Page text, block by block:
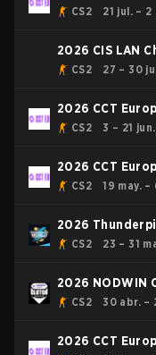
CS2 21 jul. – 2
2026 CIS LAN
CS2 27 – 30
2026 CCT
CS2 3 – 21 jun.
2026 CCT
CS2 19 may. –
2026
European Series
CS2 23 – 31
2026 NODWIN
CS2 30 abr. –
2026 CCT